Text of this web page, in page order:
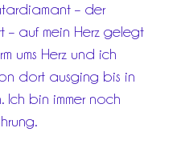
– der
– auf mein Herz gelegt
ums Herz und ich
dort ausging bis in
Ich bin immer noch